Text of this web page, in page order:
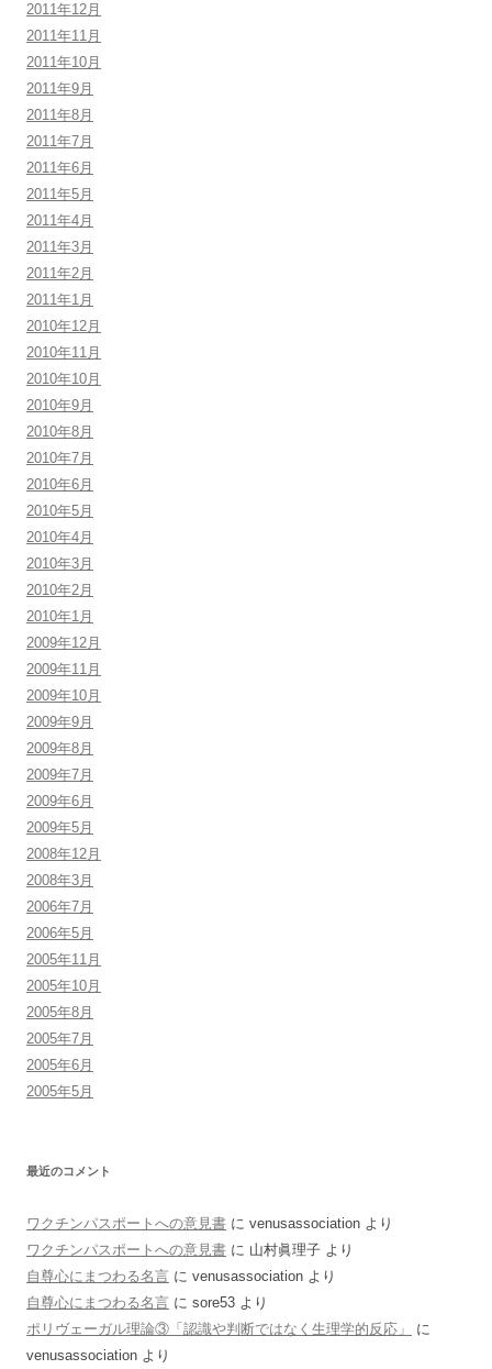
2011年12月
2011年11月
2011年10月
2011年9月
2011年8月
2011年7月
2011年6月
2011年5月
2011年4月
2011年3月
2011年2月
2011年1月
2010年12月
2010年11月
2010年10月
2010年9月
2010年8月
2010年7月
2010年6月
2010年5月
2010年4月
2010年3月
2010年2月
2010年1月
2009年12月
2009年11月
2009年10月
2009年9月
2009年8月
2009年7月
2009年6月
2009年5月
2008年12月
2008年3月
2006年7月
2006年5月
2005年11月
2005年10月
2005年8月
2005年7月
2005年6月
2005年5月
最近のコメント
ワクチンパスポートへの意見書 に venusassociation より
ワクチンパスポートへの意見書 に 山村眞理子 より
自尊心にまつわる名言 に venusassociation より
自尊心にまつわる名言 に sore53 より
ポリヴェーガル理論③「認識や判断ではなく生理学的反応」
に
venusassociation より